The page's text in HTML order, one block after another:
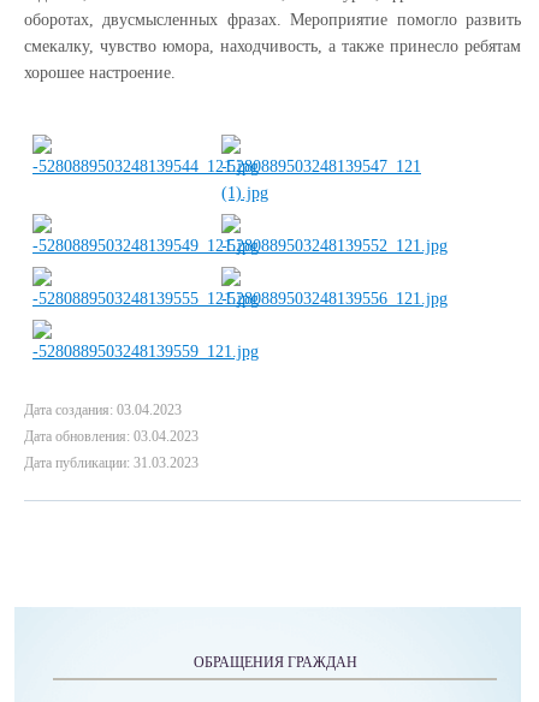
оборотах, двусмысленных фразах. Мероприятие помогло развить
смекалку, чувство юмора, находчивость, а также принесло ребятам
хорошее настроение.
Дата создания: 03.04.2023
Дата обновления: 03.04.2023
Дата публикации: 31.03.2023
ОБРАЩЕНИЯ ГРАЖДАН